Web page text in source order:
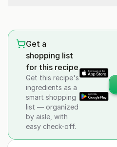
Get a
shopping list
for this recipe
Get this recipe's
ingredients as a
smart shopping
list — organized
by aisle, with
easy check-off.